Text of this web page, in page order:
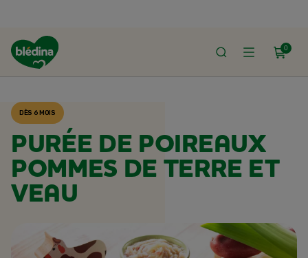
0
ACCUEIL
DÈS 6 MOIS
PURÉE DE POIREAUX
POMMES DE TERRE ET
VEAU